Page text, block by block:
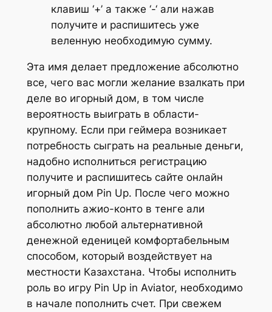
клавиш ‘+’ а также ‘-‘ али нажав
получите и распишитесь уже
веленную необходимую сумму.
Эта имя делает предложение абсолютно
все, чего вас могли желание взалкать при
деле во игорный дом, в том числе
вероятность выиграть в области-
крупному. Если при геймера возникает
потребность сыграть на реальные деньги,
надобно исполниться регистрацию
получите и распишитесь сайте онлайн
игорный дом Pin Up. После чего можно
пополнить ажио-конто в тенге али
абсолютно любой альтернативной
денежной еденицей комфортабельным
способом, который воздействует на
местности Казахстана. Чтобы исполнить
роль во игру Pin Up in Aviator, необходимо
в начале пополнить счет. При свежем